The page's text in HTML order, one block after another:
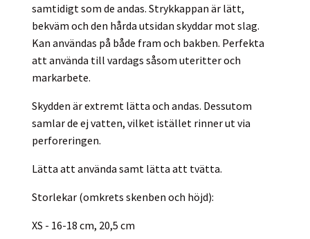
samtidigt som de andas. Strykkappan är lätt,
bekväm och den hårda utsidan skyddar mot slag.
Kan användas på både fram och bakben. Perfekta
att använda till vardags såsom uteritter och
markarbete.
Skydden är extremt lätta och andas. Dessutom
samlar de ej vatten, vilket istället rinner ut via
perforeringen.
Lätta att använda samt lätta att tvätta.
Storlekar (omkrets skenben och höjd):
XS - 16-18 cm, 20,5 cm